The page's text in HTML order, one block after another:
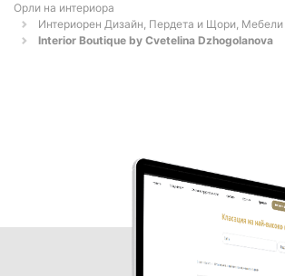
Орли на интериора
Интериорен Дизайн, Пердета и Щори,
Interior Boutique by Cvetelina Dzhogolanova